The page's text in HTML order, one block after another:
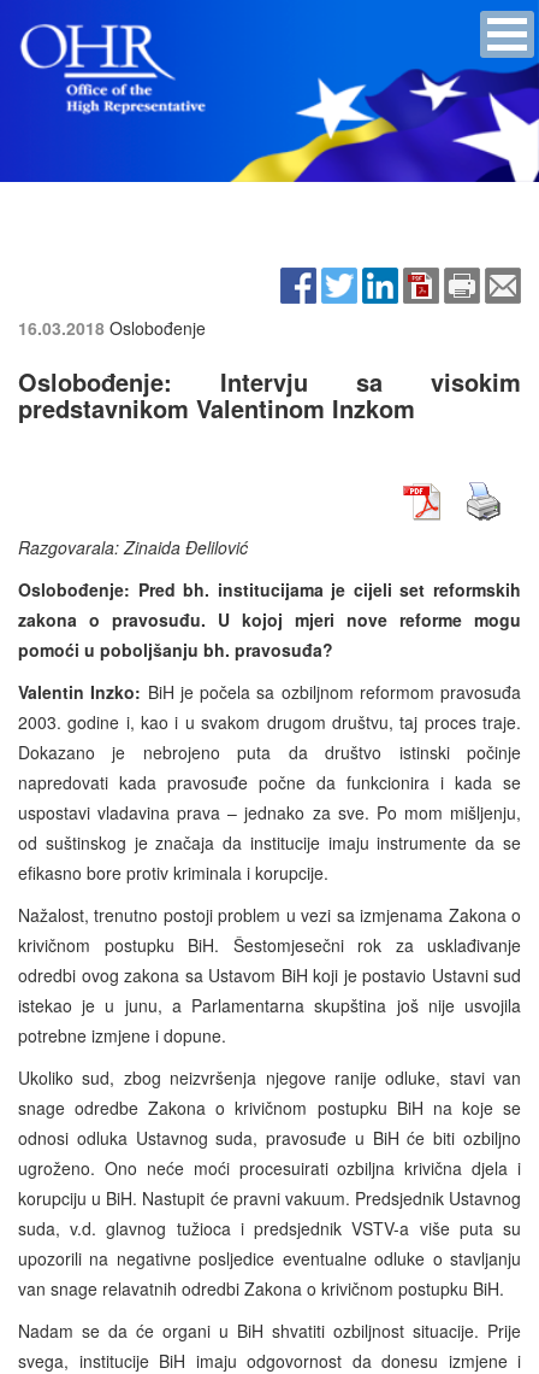
16.03.2018 Oslobođenje
Oslobođenje: Intervju sa visokim
predstavnikom Valentinom Inzkom
Razgovarala: Zinaida Đelilović
Oslobođenje: Pred bh. institucijama je cijeli set reformskih
zakona o pravosuđu. U kojoj mjeri nove reforme mogu
pomoći u poboljšanju bh. pravosuđa?
Valentin Inzko: BiH je počela sa ozbiljnom reformom pravosuđa
2003. godine i, kao i u svakom drugom društvu, taj proces traje.
Dokazano je nebrojeno puta da društvo istinski počinje
napredovati kada pravosuđe počne da funkcionira i kada se
uspostavi vladavina prava – jednako za sve. Po mom mišljenju,
od suštinskog je značaja da institucije imaju instrumente da se
efikasno bore protiv kriminala i korupcije.
Nažalost, trenutno postoji problem u vezi sa izmjenama Zakona o
krivičnom postupku BiH. Šestomjesečni rok za usklađivanje
odredbi ovog zakona sa Ustavom BiH koji je postavio Ustavni sud
istekao je u junu, a Parlamentarna skupština još nije usvojila
potrebne izmjene i dopune.
Ukoliko sud, zbog neizvršenja njegove ranije odluke, stavi van
snage odredbe Zakona o krivičnom postupku BiH na koje se
odnosi odluka Ustavnog suda, pravosuđe u BiH će biti ozbiljno
ugroženo. Ono neće moći procesuirati ozbiljna krivična djela i
korupciju u BiH. Nastupit će pravni vakuum. Predsjednik Ustavnog
suda, v.d. glavnog tužioca i predsjednik VSTV-a više puta su
upozorili na negativne posljedice eventualne odluke o stavljanju
van snage relavatnih odredbi Zakona o krivičnom postupku BiH.
Nadam se da će organi u BiH shvatiti ozbiljnost situacije. Prije
svega, institucije BiH imaju odgovornost da donesu izmjene i